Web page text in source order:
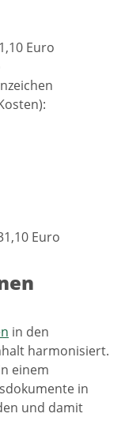
Euro
Euro
in den
harmonisiert.
einem
in
und damit